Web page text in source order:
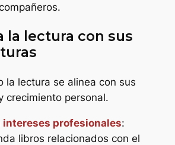
la lectura con sus
la lectura se alinea con sus
crecimiento personal.
intereses profesionales:
libros relacionados con el